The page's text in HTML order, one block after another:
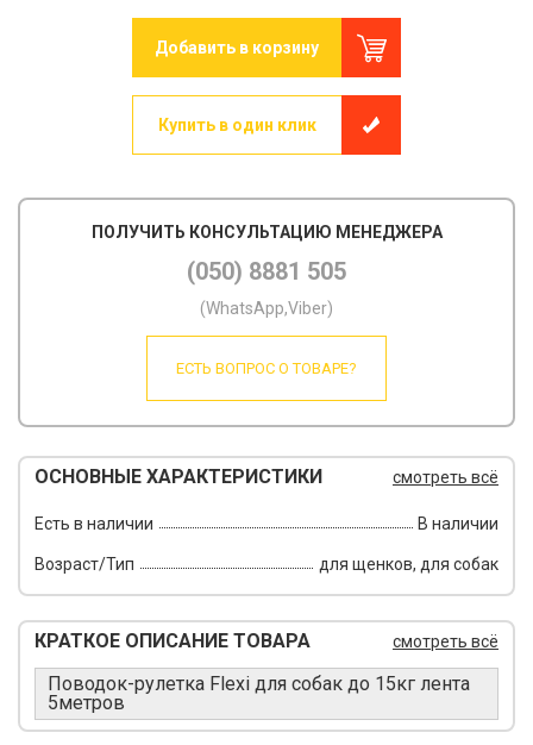
Добавить в корзину
Купить в один клик
ПОЛУЧИТЬ КОНСУЛЬТАЦИЮ МЕНЕДЖЕРА
(050) 8881 505
(WhatsApp,Viber)
ЕСТЬ ВОПРОС О ТОВАРЕ?
ОСНОВНЫЕ ХАРАКТЕРИСТИКИ смотреть всё
Есть в наличии В наличии
Возраст/Тип для щенков, для собак
КРАТКОЕ ОПИСАНИЕ ТОВАРА смотреть всё
Поводок-рулетка Flexi для собак до 15кг лента
5метров